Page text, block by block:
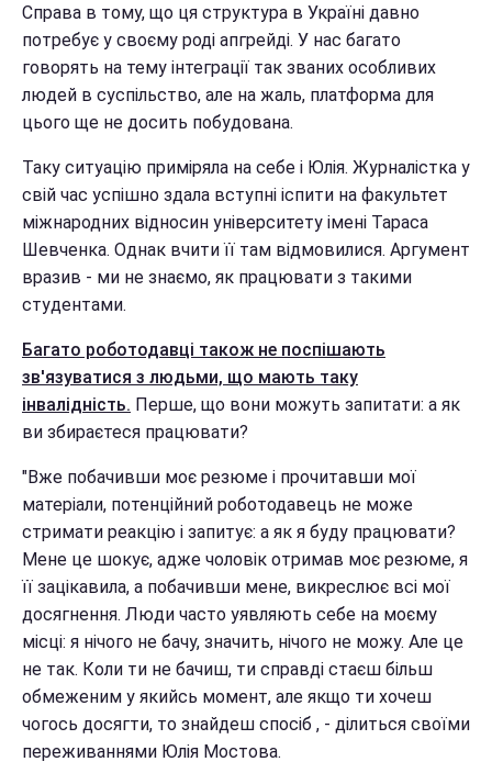
Справа в тому, що ця структура в Україні давно
потребує у своєму роді апгрейді. У нас багато
говорять на тему інтеграції так званих особливих
людей в суспільство, але на жаль, платформа для
цього ще не досить побудована.
Таку ситуацію приміряла на себе і Юлія. Журналістка у
свій час успішно здала вступні іспити на факультет
міжнародних відносин університету імені Тараса
Шевченка. Однак вчити її там відмовилися. Аргумент
вразив - ми не знаємо, як працювати з такими
студентами.
Багато роботодавці також не поспішають
зв'язуватися з людьми, що мають таку
інвалідність. Перше, що вони можуть запитати: а як
ви збираєтеся працювати?
"Вже побачивши моє резюме і прочитавши мої
матеріали, потенційний роботодавець не може
стримати реакцію і запитує: а як я буду працювати?
Мене це шокує, адже чоловік отримав моє резюме, я
її зацікавила, а побачивши мене, викреслює всі мої
досягнення. Люди часто уявляють себе на моєму
місці: я нічого не бачу, значить, нічого не можу. Але це
не так. Коли ти не бачиш, ти справді стаєш більш
обмеженим у якийсь момент, але якщо ти хочеш
чогось досягти, то знайдеш спосіб , - ділиться своїми
переживаннями Юлія Мостова.